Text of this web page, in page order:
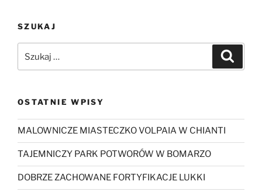
SZUKAJ
OSTATNIE WPISY
MALOWNICZE MIASTECZKO VOLPAIA W CHIANTI
TAJEMNICZY PARK POTWORÓW W BOMARZO
DOBRZE ZACHOWANE FORTYFIKACJE LUKKI